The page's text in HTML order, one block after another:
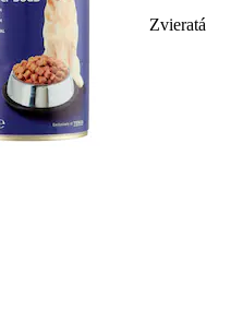
Zvieratá